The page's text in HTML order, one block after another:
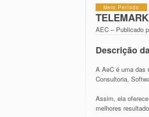
Meio Período
AEC – Publicado
Descrição
A AeC é uma das
Consultoria,
Assim, ela
melhores